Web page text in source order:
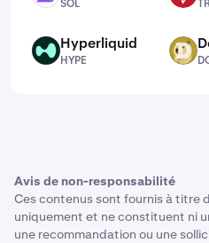
SOL
HYPE Hyperliquid
HYPE
DOGE
Avis de non-responsabilité
Ces contenus sont fournis à titre
uniquement et ne constituent ni
une recommandation ou une